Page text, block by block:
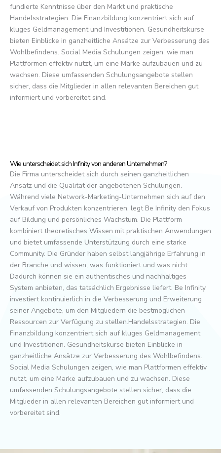
fundierte Kenntnisse über den Markt und praktische
Handelsstrategien. Die Finanzbildung konzentriert sich auf
kluges Geldmanagement und Investitionen. Gesundheitskurse
bieten Einblicke in ganzheitliche Ansätze zur Verbesserung des
Wohlbefindens. Social Media Schulungen zeigen, wie man
Plattformen effektiv nutzt, um eine Marke aufzubauen und zu
wachsen. Diese umfassenden Schulungsangebote stellen
sicher, dass die Mitglieder in allen relevanten Bereichen gut
informiert und vorbereitet sind.
Wie unterscheidet sich Infinity von anderen Unternehmen?
Die Firma unterscheidet sich durch seinen ganzheitlichen
Ansatz und die Qualität der angebotenen Schulungen.
Während viele Network-Marketing-Unternehmen sich auf den
Verkauf von Produkten konzentrieren, legt Be Infinity den Fokus
auf Bildung und persönliches Wachstum. Die Plattform
kombiniert theoretisches Wissen mit praktischen Anwendungen
und bietet umfassende Unterstützung durch eine starke
Community. Die Gründer haben selbst langjährige Erfahrung in
der Branche und wissen, was funktioniert und was nicht.
Dadurch können sie ein authentisches und nachhaltiges
System anbieten, das tatsächlich Ergebnisse liefert. Be Infinity
investiert kontinuierlich in die Verbesserung und Erweiterung
seiner Angebote, um den Mitgliedern die bestmöglichen
Ressourcen zur Verfügung zu stellen.Handelsstrategien. Die
Finanzbildung konzentriert sich auf kluges Geldmanagement
und Investitionen. Gesundheitskurse bieten Einblicke in
ganzheitliche Ansätze zur Verbesserung des Wohlbefindens.
Social Media Schulungen zeigen, wie man Plattformen effektiv
nutzt, um eine Marke aufzubauen und zu wachsen. Diese
umfassenden Schulungsangebote stellen sicher, dass die
Mitglieder in allen relevanten Bereichen gut informiert und
vorbereitet sind.